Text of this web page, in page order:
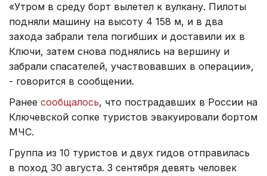
«Утром в среду борт вылетел к вулкану. Пилоты
подняли машину на высоту 4 158 м, и в два
захода забрали тела погибших и доставили их в
Ключи, затем снова поднялись на вершину и
забрали спасателей, участвовавших в операции»,
- говорится в сообщении.
Ранее сообщалось, что пострадавших в России на
Ключевской сопке туристов эвакуировали бортом
МЧС.
Группа из 10 туристов и двух гидов отправилась
в поход 30 августа. 3 сентября девять человек